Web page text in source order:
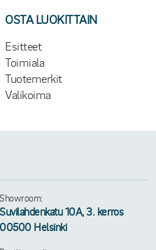
OSTA LUOKITTAIN
Esitteet
Toimiala
Tuotemerkit
Valikoima
Showroom:
Suvilahdenkatu 10A, 3. kerros
00500 Helsinki